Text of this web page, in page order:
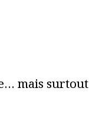
mais surtout